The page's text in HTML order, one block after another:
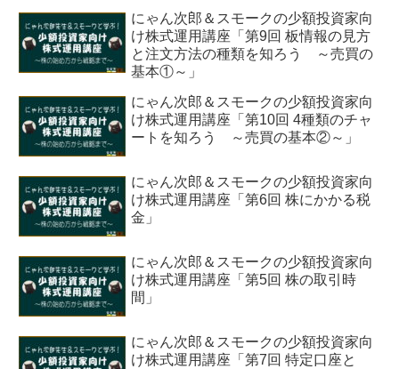
にゃん次郎＆スモークの少額投資家向
け株式運用講座「第9回 板情報の見方
と注文方法の種類を知ろう ～売買の
基本①～」
にゃん次郎＆スモークの少額投資家向
け株式運用講座「第10回 4種類のチャ
ートを知ろう ～売買の基本②～」
にゃん次郎＆スモークの少額投資家向
け株式運用講座「第6回 株にかかる税
金」
にゃん次郎＆スモークの少額投資家向
け株式運用講座「第5回 株の取引時
間」
にゃん次郎＆スモークの少額投資家向
け株式運用講座「第7回 特定口座と